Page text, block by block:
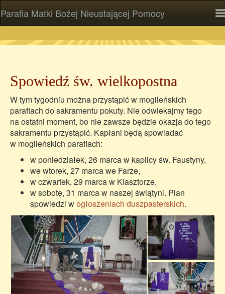
Parafia Matki Bożej Nieustającej Pomocy
Spowiedź św. wielkopostna
W tym tygodniu można przystąpić w mogileńskich
parafiach do sakramentu pokuty. Nie odwlekajmy tego
na ostatni moment, bo nie zawsze będzie okazja do tego
sakramentu przystąpić. Kapłani będą spowiadać
w mogileńskich parafiach:
w poniedziałek, 26 marca w kaplicy św. Faustyny,
we wtorek, 27 marca we Farze,
w czwartek, 29 marca w Klasztorze,
w sobotę, 31 marca w naszej świątyni. Plan
spowiedzi wogłoszeniach duszpasterskich.